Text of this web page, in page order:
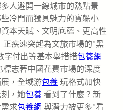
人避開一線城市的熱點景
冷門而獨具魅力的寶躲小
本天賦、文明底蘊、更高性
正疾速突起為文旅市場的“黑
字付出等基本舉措措包養網
標志著中國花費市場的深度
，全域游包養 玩格式加快
，她包養 看到了什麼？新
求包養網 與潛力被更多“看